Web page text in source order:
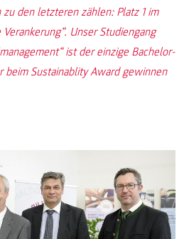
den letzteren zählen: Platz 1 im
Unser Studiengang
ist der einzige Bachelor-
beim Sustainablity Award gewinnen